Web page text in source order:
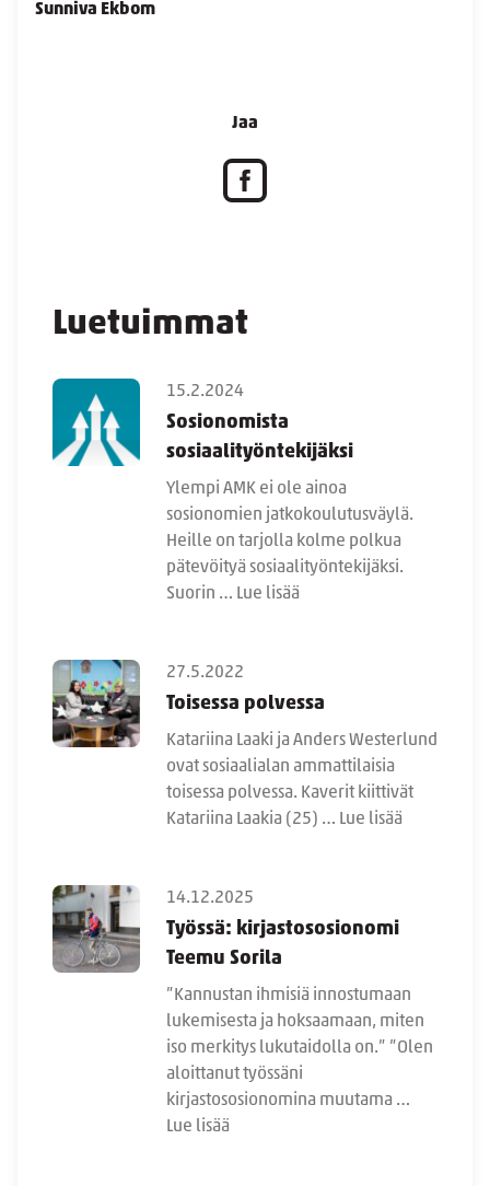
Luetuimmat
15.2.2024
Sosionomista
sosiaalityöntekijäksi
Ylempi AMK ei ole ainoa
sosionomien jatkokoulutusväylä.
Heille on tarjolla kolme polkua
pätevöityä sosiaalityöntekijäksi.
Suorin … Lue lisää
27.5.2022
Toisessa polvessa
Katariina Laaki ja Anders Westerlund
ovat sosiaalialan ammattilaisia
toisessa polvessa. Kaverit kiittivät
Katariina Laakia (25) … Lue lisää
14.12.2025
Työssä: kirjastososionomi
Teemu Sorila
”Kannustan ihmisiä innostumaan
lukemisesta ja hoksaamaan, miten
iso merkitys lukutaidolla on.” ”Olen
aloittanut työssäni
kirjastososionomina muutama …
Lue lisää
Sunniva Ekbom
Jaa